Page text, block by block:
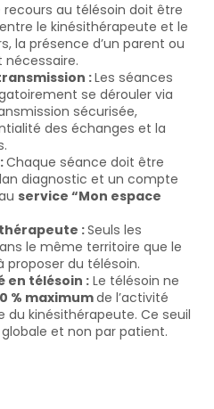
recours au télésoin doit être
le kinésithérapeute et le
la présence d’un parent ou
nécessaire.
: Les séances
se dérouler via
sécurisée,
des échanges et la
Chaque séance doit être
diagnostic et un compte
service “Mon espace
: Seuls les
le même territoire que le
du télésoin.
en télésoin : Le télésoin ne
% maximum de l’activité
du kinésithérapeute. Ce seuil
et non par patient.